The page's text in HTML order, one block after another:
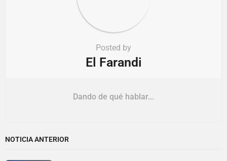
Posted by
El Farandi
Dando de qué hablar...
NOTICIA ANTERIOR